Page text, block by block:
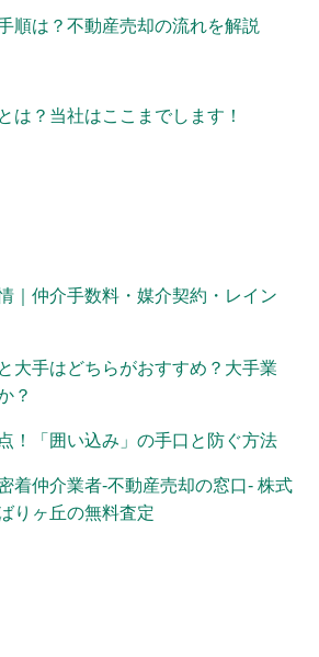
順は？不動産売却の流れを解説
は？当社はここまでします！
｜仲介手数料・媒介契約・レイン
大手はどちらがおすすめ？大手業
？
！「囲い込み」の手口と防ぐ方法
着仲介業者-不動産売却の窓口- 株式
りヶ丘の無料査定